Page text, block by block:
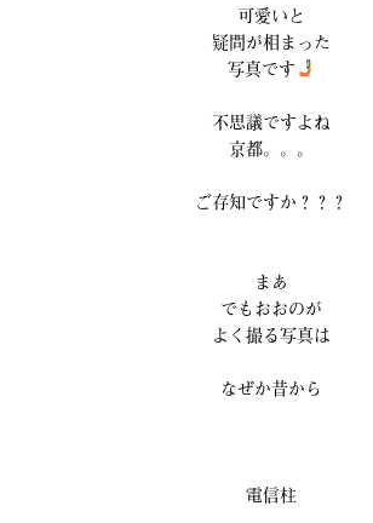
可愛いと
疑問が相まった
写真です
不思議ですよね
京都。。。
ご存知ですか？？？
まあ
でもおおのが
よく撮る写真は
なぜか昔から
電信柱